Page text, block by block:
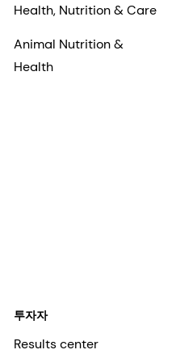
Health, Nutrition & Care
Animal Nutrition &
Health
투자자
Results center